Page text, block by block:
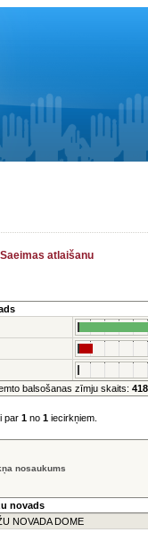
atlaišanu
balsošanas zīmju skaits:
par 1 no 1 iecirkņiem.
nosaukums
novads
NOVADA DOME